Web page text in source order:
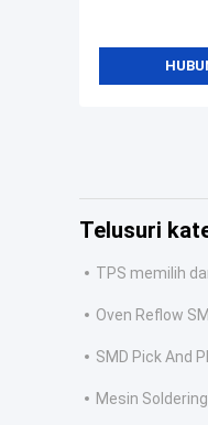
Telusuri
TPS memilih
Oven Reflow
SMD Pick And
Mesin